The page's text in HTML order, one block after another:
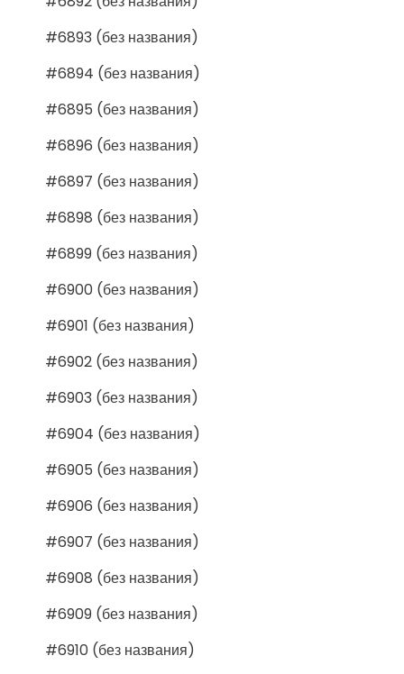
#6893 (без названия)
#6894 (без названия)
#6895 (без названия)
#6896 (без названия)
#6897 (без названия)
#6898 (без названия)
#6899 (без названия)
#6900 (без названия)
#6901 (без названия)
#6902 (без названия)
#6903 (без названия)
#6904 (без названия)
#6905 (без названия)
#6906 (без названия)
#6907 (без названия)
#6908 (без названия)
#6909 (без названия)
#6910 (без названия)